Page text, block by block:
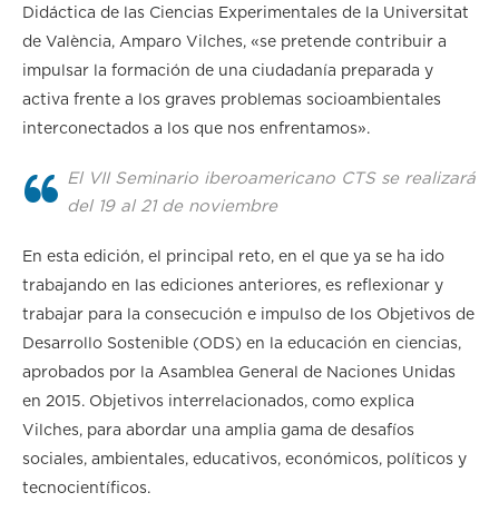
Didáctica de las Ciencias Experimentales de la Universitat
de València, Amparo Vilches, «se pretende contribuir a
impulsar la formación de una ciudadanía preparada y
activa frente a los graves problemas socioambientales
interconectados a los que nos enfrentamos».
El VII Seminario iberoamericano CTS se realizará
del 19 al 21 de noviembre
En esta edición, el principal reto, en el que ya se ha ido
trabajando en las ediciones anteriores, es reflexionar y
trabajar para la consecución e impulso de los Objetivos de
Desarrollo Sostenible (ODS) en la educación en ciencias,
aprobados por la Asamblea General de Naciones Unidas
en 2015. Objetivos interrelacionados, como explica
Vilches, para abordar una amplia gama de desafíos
sociales, ambientales, educativos, económicos, políticos y
tecnocientíficos.